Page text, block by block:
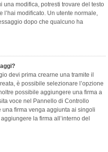
una modifica, potresti trovare del testo
modificato. Un utente normale,
dopo che qualcuno ha
devi prima crearne una tramite il
è possibile selezionare l’opzione
possibile aggiungere una firma a
voce nel Pannello di Controllo
una firma venga aggiunta ai singoli
la firma all’interno del